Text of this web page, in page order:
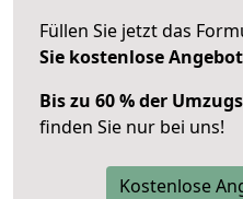
Füllen Sie jetzt das
Sie kostenlose
Bis zu 60 % der
finden Sie nur bei uns!
Kostenlose